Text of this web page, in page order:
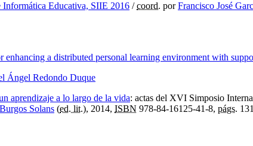
Educativa, SIIE 2016 /coord. porFrancisco José
a distributed personal learning environment with
Ángel Redondo Duque
aprendizaje a lo largo de la vida: actas del XVI Simposio
Solans (ed. lit.), 2014, ISBN 978-84-16125-41-8, págs.